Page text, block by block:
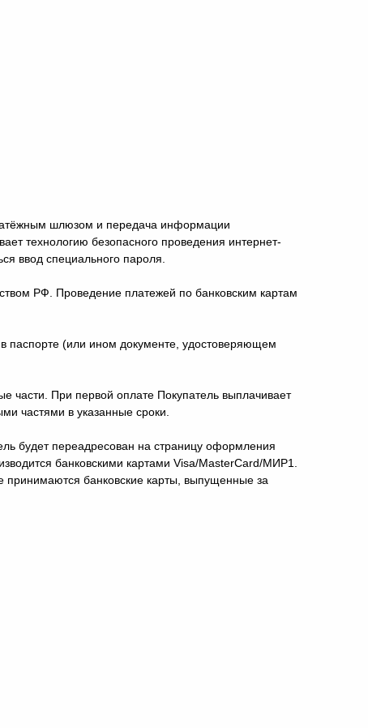
шлюзом и передача информации
технологию безопасного проведения интернет-
ввод специального пароля.
РФ. Проведение платежей по банковским картам
паспорте (или ином документе, удостоверяющем
части. При первой оплате Покупатель выплачивает
частями в указанные сроки.
будет переадресован на страницу оформления
банковскими картами Visa/MasterCard/МИР1.
принимаются банковские карты, выпущенные за